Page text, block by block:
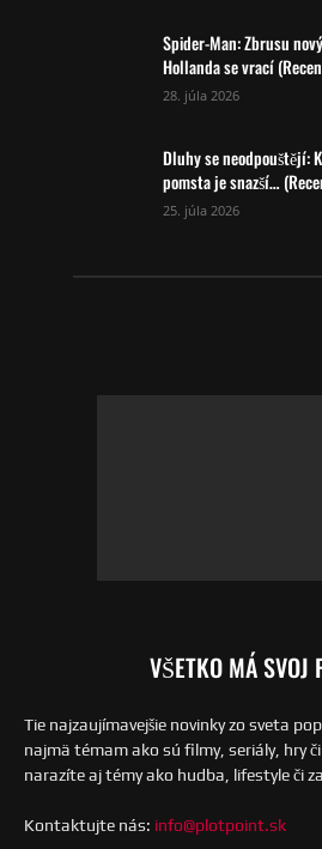
Spider-Man: Zbrusu
Hollanda se vrací
28. júla 2026
Dluhy se neodpouštějí:
pomsta je snazší…
25. júla 2026
VŠETKO MÁ SVOJ
Tie najzaujímavejšie novinky zo sveta
najmä témam ako sú filmy, seriály, hry
narazíte aj témy ako hudba, lifestyle či
Kontaktujte nás: info@plotpoint.sk